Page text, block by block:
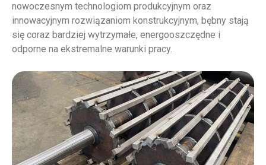
nowoczesnym technologiom produkcyjnym oraz
innowacyjnym rozwiązaniom konstrukcyjnym, bębny stają
się coraz bardziej wytrzymałe, energooszczędne i
odporne na ekstremalne warunki pracy.